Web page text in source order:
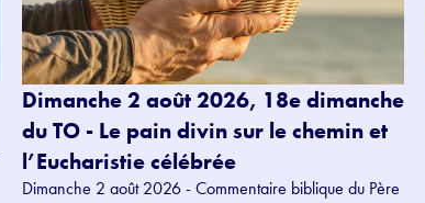
Dimanche 2 août 2026, 18e dimanche
du TO - Le pain divin sur le chemin et
l’Eucharistie célébrée
Dimanche 2 août 2026 - Commentaire biblique du Père